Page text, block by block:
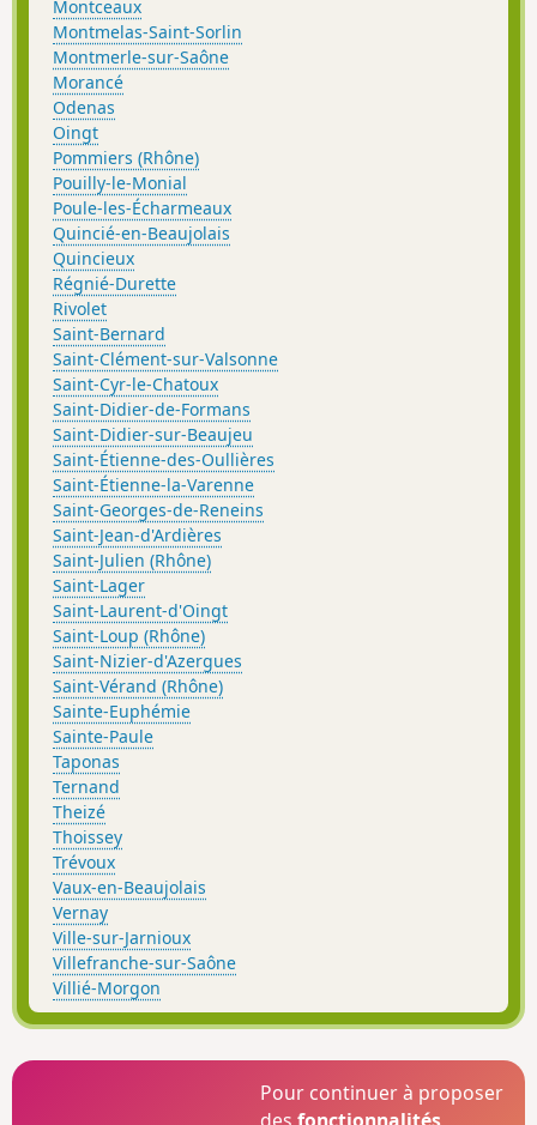
Montceaux
Montmelas-Saint-Sorlin
Montmerle-sur-Saône
Morancé
Odenas
Oingt
Pommiers (Rhône)
Pouilly-le-Monial
Poule-les-Écharmeaux
Quincié-en-Beaujolais
Quincieux
Régnié-Durette
Rivolet
Saint-Bernard
Saint-Clément-sur-Valsonne
Saint-Cyr-le-Chatoux
Saint-Didier-de-Formans
Saint-Didier-sur-Beaujeu
Saint-Étienne-des-Oullières
Saint-Étienne-la-Varenne
Saint-Georges-de-Reneins
Saint-Jean-d'Ardières
Saint-Julien (Rhône)
Saint-Lager
Saint-Laurent-d'Oingt
Saint-Loup (Rhône)
Saint-Nizier-d'Azergues
Saint-Vérand (Rhône)
Sainte-Euphémie
Sainte-Paule
Taponas
Ternand
Theizé
Thoissey
Trévoux
Vaux-en-Beaujolais
Vernay
Ville-sur-Jarnioux
Villefranche-sur-Saône
Villié-Morgon
Pour continuer à proposer